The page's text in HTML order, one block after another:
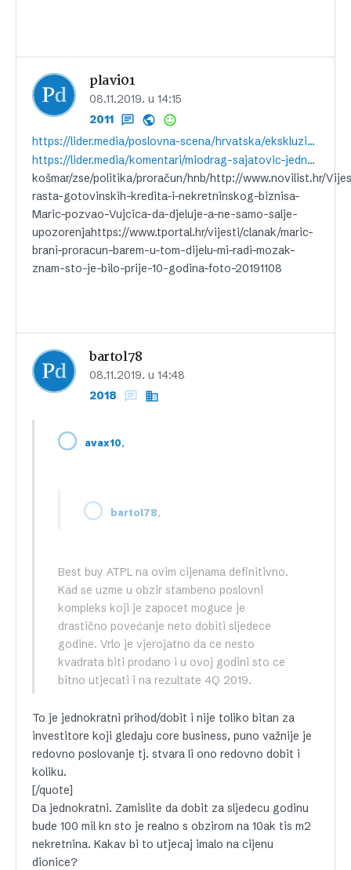
plavi01
08.11.2019. u 14:15
2011
https://lider.media/poslovna-scena/hrvatska/ekskluzivno-fina-potvrdila-kupnju-dionica-zagrebacke-burze-128884
https://lider.media/komentari/miodrag-sajatovic-jedna-rijec-dovoljna-je-za-opis-politicko-ekonomske-kasne-jeseni-2019-kosmar-128849
košmar/zse/politika/proračun/hnb/http://www.novilist.hr/
rasta-gotovinskih-kredita-i-nekretninskog-biznisa-
Maric-pozvao-Vujcica-da-djeluje-a-ne-samo-salje-
upozorenjahttps://www.tportal.hr/vijesti/clanak/maric-
brani-proracun-barem-u-tom-dijelu-mi-radi-mozak-
znam-sto-je-bilo-prije-10-godina-foto-20191108
bartol78
08.11.2019. u 14:48
2018
avax10,
bartol78,
Best buy ATPL na ovim cijenama definitivno.
Kad se uzme u obzir stambeno poslovni
kompleks koji je zapocet moguce je
drastično povećanje neto dobiti sljedece
godine. Vrlo je vjerojatno da ce nesto
kvadrata biti prodano i u ovoj godini sto ce
bitno utjecati i na rezultate 4Q 2019.
To je jednokratni prihod/dobit i nije toliko bitan za
investitore koji gledaju core business, puno važnije je
redovno poslovanje tj. stvara li ono redovno dobit i
koliku.
[/quote]
Da jednokratni. Zamislite da dobit za sljedecu godinu
bude 100 mil kn sto je realno s obzirom na 10ak tis m2
nekretnina. Kakav bi to utjecaj imalo na cijenu
dionice?